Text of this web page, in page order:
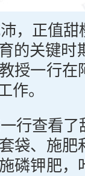
，正值
的关键时
授一行在
作。
行查看
袋、施肥
磷钾肥，